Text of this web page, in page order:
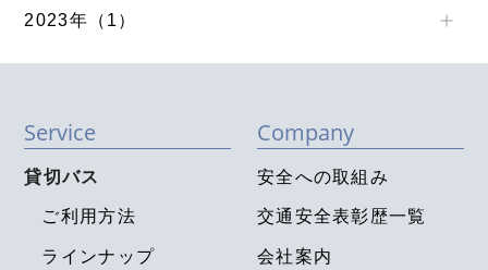
2023年（1）
Service
貸切バス
ご利用方法
ラインナップ
Company
安全への取組み
交通安全表彰歴一覧
会社案内